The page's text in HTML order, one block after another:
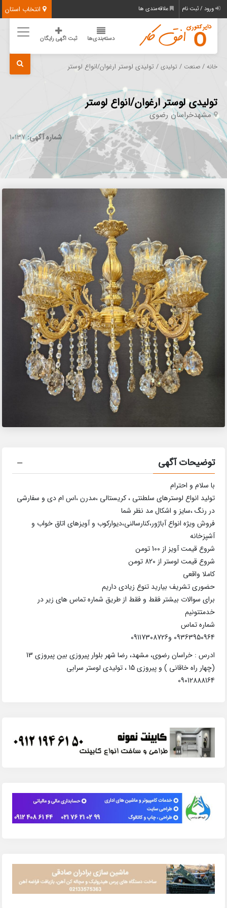
انتخاب استان ورود / ثبت نام علاقه‌مندی ها
دسته‌بندی‌ها ثبت اگهی رایگان
خانه /صنعت / تولیدی / تولیدی لوستر ارغوان/انواع لوستر
تولیدی لوستر ارغوان/انواع لوستر
مشهدخراسان رضوی
شماره آگهی:10137
توضیحات آگهی
با سلام و احترام
تولید انواع لوسترهای سلطنتی ، کریستالی ،مدرن ،اس ام دی و سفارشی
در رنگ ،سایز و اشکال مد نظر شما
فروش ویژه انواع آباژور،کنارسالنی،دیوارکوب و آویزهای اتاق خواب و
آشپزخانه
شروع قیمت آویز از 100 تومن
شروع قیمت لوستر از 820 تومن
کاملا واقعی
حضوری تشریف بیارید تنوع زیادی داریم
برای سوالات بیشتر فقط و فقط از طریق شماره تماس های زیر در
خدمتتونیم
شماره تماس
09363950964 و09117308726
ادرس : خراسان رضوی، مشهد، رضا شهر بلوار پیروزی بین پیروزی 13
(چهار راه خاقانی ) و پیروزی 15 ، تولیدی لوستر سرابی
09012888164